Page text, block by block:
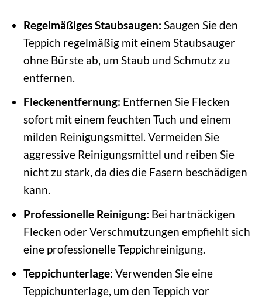
Regelmäßiges Staubsaugen: Saugen Sie den
Teppich regelmäßig mit einem Staubsauger
ohne Bürste ab, um Staub und Schmutz zu
entfernen.
Fleckenentfernung: Entfernen Sie Flecken
sofort mit einem feuchten Tuch und einem
milden Reinigungsmittel. Vermeiden Sie
aggressive Reinigungsmittel und reiben Sie
nicht zu stark, da dies die Fasern beschädigen
kann.
Professionelle Reinigung: Bei hartnäckigen
Flecken oder Verschmutzungen empfiehlt sich
eine professionelle Teppichreinigung.
Teppichunterlage: Verwenden Sie eine
Teppichunterlage, um den Teppich vor